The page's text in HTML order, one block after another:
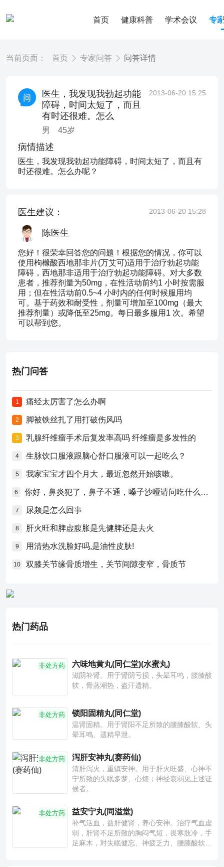
首页 健康科普 学术会议 专
当前页面： 首页 专家问答 问答详情
医生，我发现我勃起功能
障碍，时间太短了，而且
有时还很难。怎么
男 45岁
2013-06-20 15:25
病情描述
医生，我发现我勃起功能障碍，时间太短了，而且有
时还很难。怎么办呢？
医生建议： 2013-06-20 15:28
陈医生
您好！很荣幸回答您的问题！根据您的情况，你可以
使用枸橼酸西地那非片(万艾可)适用于治疗勃起功能
障碍，西地那非适用于治疗勃起功能障碍。对大多数
患者，推荐剂量为50mg，在性活动前约1 小时按需服
用；但在性活动前0.5~4 小时内的任何时候服用均
可。基于药效和耐受性，剂量可增加至100mg（最大
推荐剂量）或降低至25mg。每日最多服用1 次。希望
可以帮到您。
热门问答
1 痛经太厉害了怎么办啊
2 脚被铁丝扎了用打破伤风吗
3 乳腺纤维瘤手术后复发率高吗 纤维瘤是多发性的
4 生脉饮口服液跟脑心舒口服液可以一起吃么？
5 我家宝宝才四个月大，最近忽然开始咳嗽。
6 你好，鼻炎犯了，鼻子不通，嗓子沙哑请问吃什么药比较好？
7 尿频是怎么回事
8 肝火旺和脾虚腹胀是先健脾还是去火
9 用清热水洗脸好吗,是油性皮肤!
10 双膝关节缘骨质增生，关节间隙变窄，骨质节
热门药品
非处方药 六味地黄丸(同仁堂)(水蜜丸)
滋阴补肾。用于肾阴亏损，头晕耳鸣，腰膝酸
软，骨蒸潮热，盗汗遗精。
非处方药 锁阳固精丸(同仁堂)
温肾固精。用于肾阳不足所致的腰膝酸软、头
晕耳鸣、遗精早泄。
非处方药 泻肝安神丸(赛药仙)
清肝泻火，重镇安神。用于肝火旺盛、心神不
宁所致的失眠多梦、心烦；神经衰弱见上述证
候者。
非处方药 益安宁丸(同溢堂)
补气活血，益肝健肾，养心安神。治疗气血虚
弱，肝肾不足所致的胸闷气短，畏寒肢冷，手
足麻木，对失眠健忘、神疲乏力、腰膝酸软也